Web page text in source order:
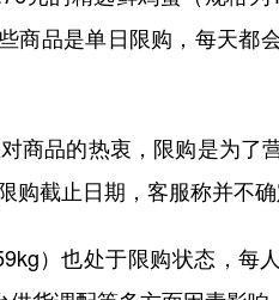
品是单日限购，每天都
商品的热衷，限购是为了
购截止日期，客服称并不确
）也处于限购状态，每